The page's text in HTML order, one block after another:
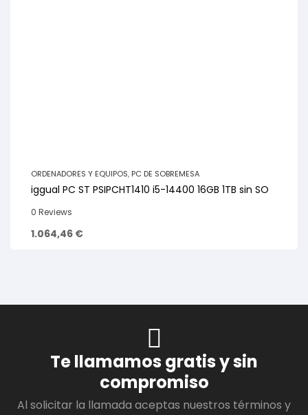
ORDENADORES Y EQUIPOS, PC DE SOBREMESA
iggual PC ST PSIPCHT1410 i5-14400 16GB 1TB sin SO
0 Reviews
1.064,46 €
Te llamamos gratis y sin
compromiso
Al solicitar la llamada aceptas nuestros términos y